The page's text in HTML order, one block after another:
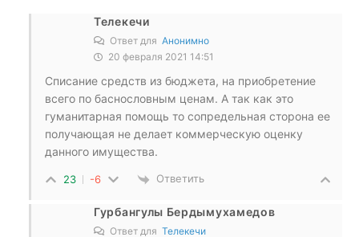
Телекечи
Ответ для Анонимно
20 февраля 2021 14:51
Списание средств из бюджета, на приобретение
всего по баснословным ценам. А так как это
гуманитарная помощь то сопредельная сторона ее
получающая не делает коммерческую оценку
данного имущества.
23 -6 Ответить
Гурбангулы Бердымухамедов
Ответ для Телекечи